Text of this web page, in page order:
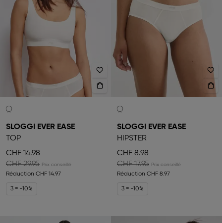
SLOGGI EVER EASE
TOP
CHF 14.98
CHF 29.95
Réduction CHF 14.97
3 = -10%
SLOGGI EVER EASE
HIPSTER
CHF 8.98
CHF 17.95
Réduction CHF 8.97
3 = -10%